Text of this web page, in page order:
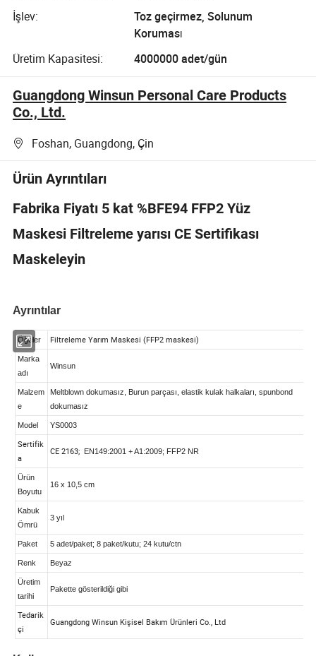
İşlev:
Toz geçirmez, Solunum
Koruması
Üretim Kapasitesi:
4000000 adet/gün
Guangdong Winsun Personal Care Products
Co., Ltd.
Foshan, Guangdong, Çin
Ürün Ayrıntıları
Fabrika Fiyatı 5 kat %BFE94 FFP2 Yüz
Maskesi Filtreleme yarısı CE Sertifikası
Maskeleyin
Ayrıntılar